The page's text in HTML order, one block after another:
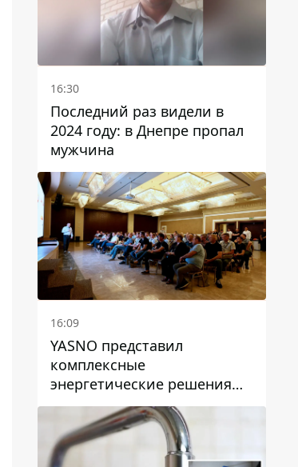
16:30
Последний раз видели в
2024 году: в Днепре пропал
мужчина
16:09
YASNO представил
комплексные
энергетические решения
для бизнеса в Днепре